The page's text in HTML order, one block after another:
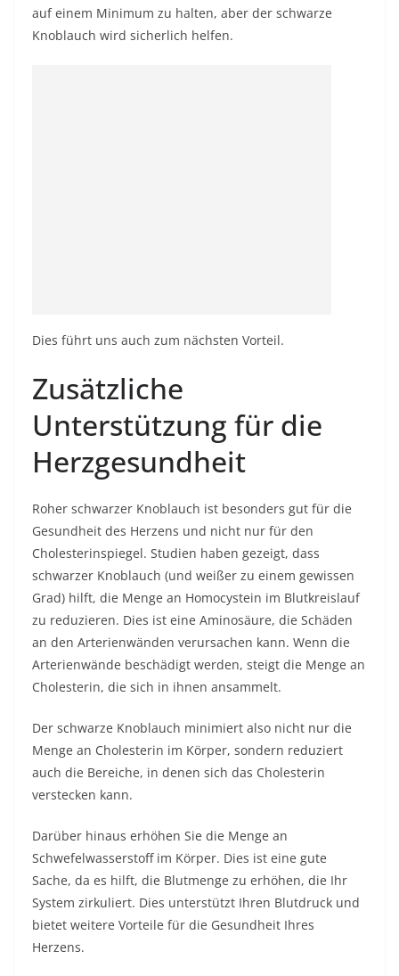
auf einem Minimum zu halten, aber der schwarze
Knoblauch wird sicherlich helfen.
Dies führt uns auch zum nächsten Vorteil.
Zusätzliche
Unterstützung für die
Herzgesundheit
Roher schwarzer Knoblauch ist besonders gut für die
Gesundheit des Herzens und nicht nur für den
Cholesterinspiegel. Studien haben gezeigt, dass
schwarzer Knoblauch (und weißer zu einem gewissen
Grad) hilft, die Menge an Homocystein im Blutkreislauf
zu reduzieren. Dies ist eine Aminosäure, die Schäden
an den Arterienwänden verursachen kann. Wenn die
Arterienwände beschädigt werden, steigt die Menge an
Cholesterin, die sich in ihnen ansammelt.
Der schwarze Knoblauch minimiert also nicht nur die
Menge an Cholesterin im Körper, sondern reduziert
auch die Bereiche, in denen sich das Cholesterin
verstecken kann.
Darüber hinaus erhöhen Sie die Menge an
Schwefelwasserstoff im Körper. Dies ist eine gute
Sache, da es hilft, die Blutmenge zu erhöhen, die Ihr
System zirkuliert. Dies unterstützt Ihren Blutdruck und
bietet weitere Vorteile für die Gesundheit Ihres
Herzens.